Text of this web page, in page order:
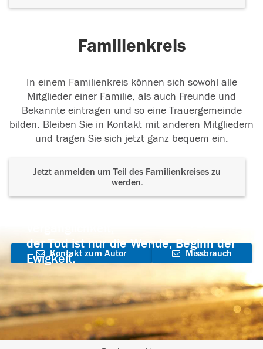
Familienkreis
In einem Familienkreis können sich sowohl alle
Mitglieder einer Familie, als auch Freunde und
Bekannte eintragen und so eine Trauergemeinde
bilden. Bleiben Sie in Kontakt mit anderen Mitgliedern
und tragen Sie sich jetzt ganz bequem ein.
Jetzt anmelden um Teil des Familienkreises zu
werden.
der Tod ist nur die Wende, Beginn der
Ewigkeit.
Kontakt zum Autor
aufnehmen
Missbrauch